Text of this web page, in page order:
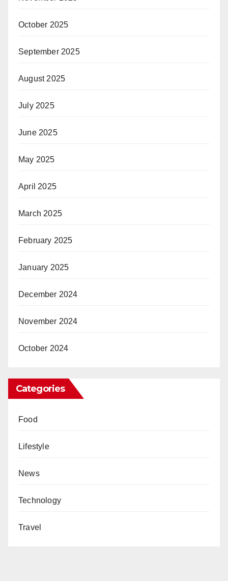
October 2025
September 2025
August 2025
July 2025
June 2025
May 2025
April 2025
March 2025
February 2025
January 2025
December 2024
November 2024
October 2024
Categories
Food
Lifestyle
News
Technology
Travel